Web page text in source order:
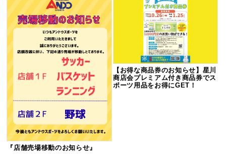
『店舗売場移動のお知らせ』
【お得な商品券のお知らせ】星川
商店会プレミアム付き商品券でス
ポーツ用品をお得にGET！